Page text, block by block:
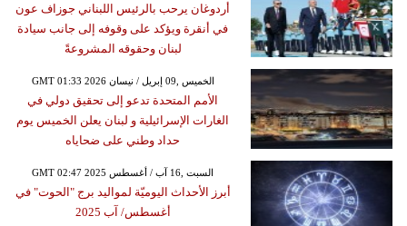
أردوغان يرحب بالرئيس اللبناني جوزاف عون
في أنقرة ويؤكد على وقوفه إلى جانب سيادة
لبنان وحقوقه المشروعةً
GMT 01:33 2026 الخميس ,09 إبريل / نيسان
الأمم المتحدة تدعو إلى تحقيق دولي في
الغارات الإسرائيلية و لبنان يعلن الخميس يوم
حداد وطني على ضحاياه
GMT 02:47 2025 السبت ,16 آب / أغسطس
أبرز الأحداث اليوميّة لمواليد برج "الحوت" في
أغسطس/ آب 2025